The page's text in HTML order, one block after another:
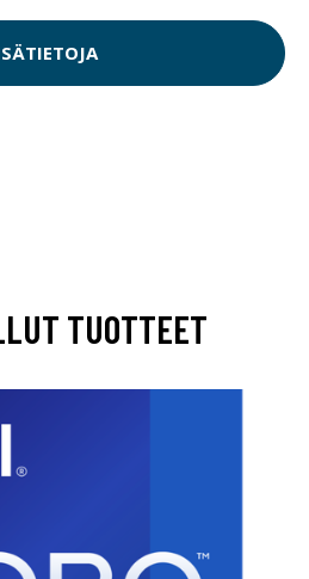
TUOTTEET